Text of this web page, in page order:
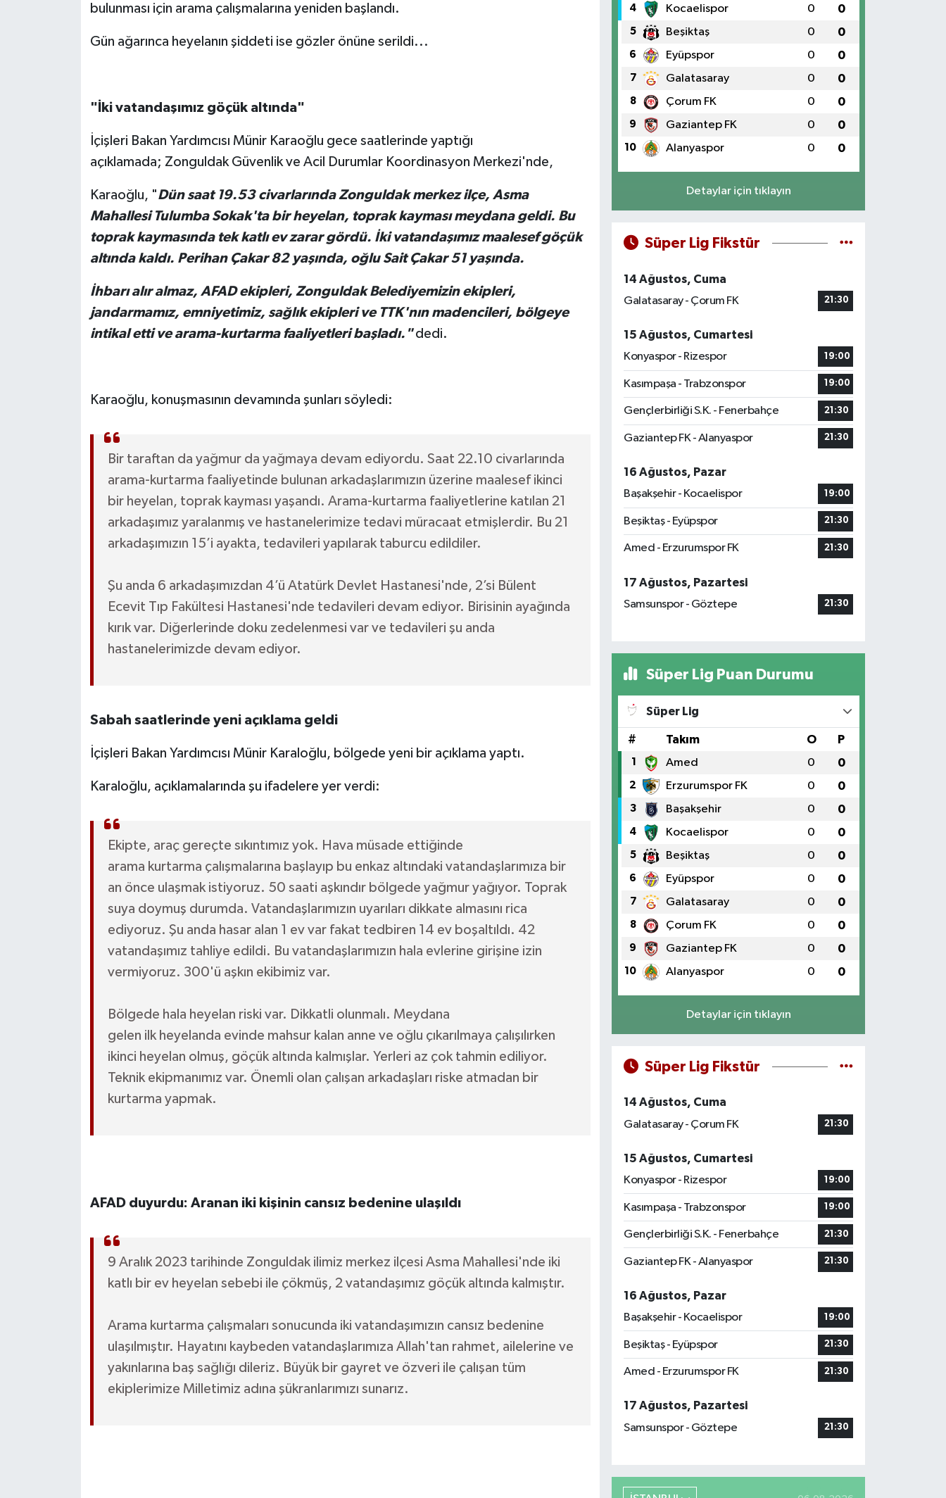
bulunması için arama çalışmalarına yeniden başlandı.
Gün ağarınca heyelanın şiddeti ise gözler önüne serildi...
"İki vatandaşımız göçük altında"
İçişleri Bakan Yardımcısı Münir Karaoğlu gece saatlerinde yaptığı
açıklamada; Zonguldak Güvenlik ve Acil Durumlar Koordinasyon Merkezi'nde,
Karaoğlu, "Dün saat 19.53 civarlarında Zonguldak merkez ilçe, Asma
Mahallesi Tulumba Sokak'ta bir heyelan, toprak kayması meydana geldi. Bu
toprak kaymasında tek katlı ev zarar gördü. İki vatandaşımız maalesef göçük
altında kaldı. Perihan Çakar 82 yaşında, oğlu Sait Çakar 51 yaşında.
İhbarı alır almaz, AFAD ekipleri, Zonguldak Belediyemizin ekipleri,
jandarmamız, emniyetimiz, sağlık ekipleri ve TTK'nın madencileri, bölgeye
intikal etti ve arama-kurtarma faaliyetleri başladı."dedi.
Karaoğlu, konuşmasının devamında şunları söyledi:
Bir taraftan da yağmur da yağmaya devam ediyordu. Saat 22.10 civarlarında
arama-kurtarma faaliyetinde bulunan arkadaşlarımızın üzerine maalesef ikinci
bir heyelan, toprak kayması yaşandı. Arama-kurtarma faaliyetlerine katılan 21
arkadaşımız yaralanmış ve hastanelerimize tedavi müracaat etmişlerdir. Bu 21
arkadaşımızın 15’i ayakta, tedavileri yapılarak taburcu edildiler.
Şu anda 6 arkadaşımızdan 4’ü Atatürk Devlet Hastanesi'nde, 2’si Bülent
Ecevit Tıp Fakültesi Hastanesi'nde tedavileri devam ediyor. Birisinin ayağında
kırık var. Diğerlerinde doku zedelenmesi var ve tedavileri şu anda
hastanelerimizde devam ediyor.
Sabah saatlerinde yeni açıklama geldi
İçişleri Bakan Yardımcısı Münir Karaloğlu, bölgede yeni bir açıklama yaptı.
Karaloğlu, açıklamalarında şu ifadelere yer verdi:
Ekipte, araç gereçte sıkıntımız yok. Hava müsade ettiğinde
arama kurtarma çalışmalarına başlayıp bu enkaz altındaki vatandaşlarımıza bir
an önce ulaşmak istiyoruz. 50 saati aşkındır bölgede yağmur yağıyor. Toprak
suya doymuş durumda. Vatandaşlarımızın uyarıları dikkate almasını rica
ediyoruz. Şu anda hasar alan 1 ev var fakat tedbiren 14 ev boşaltıldı. 42
vatandaşımız tahliye edildi. Bu vatandaşlarımızın hala evlerine girişine izin
vermiyoruz. 300'ü aşkın ekibimiz var.
Bölgede hala heyelan riski var. Dikkatli olunmalı. Meydana
gelen ilk heyelanda evinde mahsur kalan anne ve oğlu çıkarılmaya çalışılırken
ikinci heyelan olmuş, göçük altında kalmışlar. Yerleri az çok tahmin ediliyor.
Teknik ekipmanımız var. Önemli olan çalışan arkadaşları riske atmadan bir
kurtarma yapmak.
AFAD duyurdu: Aranan iki kişinin cansız bedenine ulaşıldı
9 Aralık 2023 tarihinde Zonguldak ilimiz merkez ilçesi Asma Mahallesi'nde iki
katlı bir ev heyelan sebebi ile çökmüş, 2 vatandaşımız göçük altında kalmıştır.
Arama kurtarma çalışmaları sonucunda iki vatandaşımızın cansız bedenine
ulaşılmıştır. Hayatını kaybeden vatandaşlarımıza Allah'tan rahmet, ailelerine ve
yakınlarına baş sağlığı dileriz. Büyük bir gayret ve özveri ile çalışan tüm
ekiplerimize Milletimiz adına şükranlarımızı sunarız.
4 Kocaelispor 0 0
5 Beşiktaş 0 0
6 Eyüpspor 0 0
7 Galatasaray 0 0
8 Çorum FK 0 0
9 Gaziantep FK 0 0
10 Alanyaspor 0 0
Detaylar için tıklayın
Süper Lig Fikstür
14 Ağustos, Cuma
Galatasaray - Çorum FK
21:30
15 Ağustos, Cumartesi
Konyaspor - Rizespor
19:00
Kasımpaşa - Trabzonspor 19:00
Gençlerbirliği S.K. - Fenerbahçe 21:30
Gaziantep FK - Alanyaspor 21:30
16 Ağustos, Pazar
Başakşehir - Kocaelispor
19:00
Beşiktaş - Eyüpspor 21:30
Amed - Erzurumspor FK 21:30
17 Ağustos, Pazartesi
Samsunspor - Göztepe
21:30
Süper Lig Puan Durumu
Süper Lig
# Takım O P
1 Amed 0 0
2 Erzurumspor FK 0 0
3 Başakşehir 0 0
4 Kocaelispor 0 0
5 Beşiktaş 0 0
6 Eyüpspor 0 0
7 Galatasaray 0 0
8 Çorum FK 0 0
9 Gaziantep FK 0 0
10 Alanyaspor 0 0
Detaylar için tıklayın
Süper Lig Fikstür
14 Ağustos, Cuma
Galatasaray - Çorum FK
21:30
15 Ağustos, Cumartesi
Konyaspor - Rizespor
19:00
Kasımpaşa - Trabzonspor 19:00
Gençlerbirliği S.K. - Fenerbahçe 21:30
Gaziantep FK - Alanyaspor 21:30
16 Ağustos, Pazar
Başakşehir - Kocaelispor
19:00
Beşiktaş - Eyüpspor 21:30
Amed - Erzurumspor FK 21:30
17 Ağustos, Pazartesi
Samsunspor - Göztepe
21:30